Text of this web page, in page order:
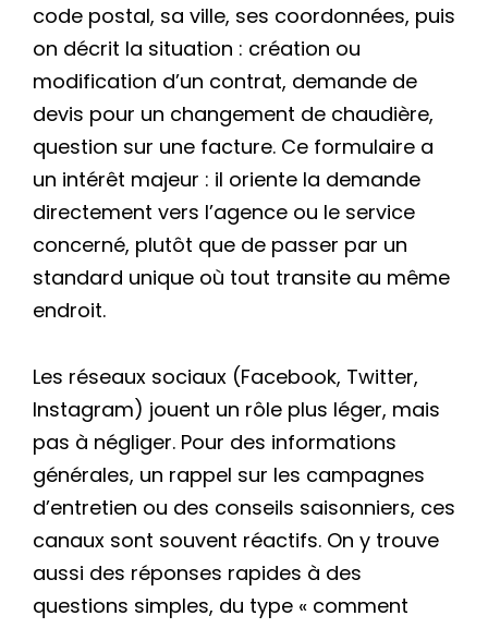
code postal, sa ville, ses coordonnées, puis
on décrit la situation : création ou
modification d’un contrat, demande de
devis pour un changement de chaudière,
question sur une facture. Ce formulaire a
un intérêt majeur : il oriente la demande
directement vers l’agence ou le service
concerné, plutôt que de passer par un
standard unique où tout transite au même
endroit.
Les réseaux sociaux (Facebook, Twitter,
Instagram) jouent un rôle plus léger, mais
pas à négliger. Pour des informations
générales, un rappel sur les campagnes
d’entretien ou des conseils saisonniers, ces
canaux sont souvent réactifs. On y trouve
aussi des réponses rapides à des
questions simples, du type « comment